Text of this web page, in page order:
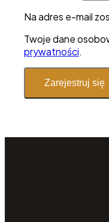
Na adres e-mail
Twoje dane
prywatności.
Zarejestruj się